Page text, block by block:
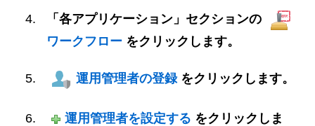
「各アプリケーション」セクションの
ワークフロー をクリックします。
運用管理者の登録 をクリックします。
運用管理者を設定する をクリックしま